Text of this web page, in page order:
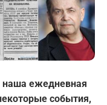
наша ежедневная
события,